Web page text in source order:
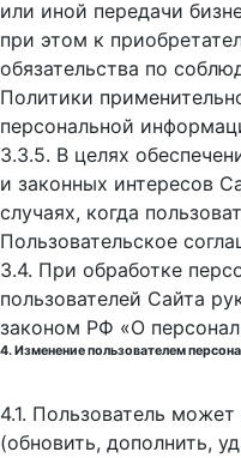
или иной передачи
при этом к
обязательства по
Политики
персональной
3.3.5. В целях
и законных интересов
случаях, когда
Пользовательское
3.4. При обработке
пользователей Сайта
законом РФ «О
4. Изменение пользователем
4.1. Пользователь
(обновить, дополнить,